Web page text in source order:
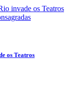
os Teatros